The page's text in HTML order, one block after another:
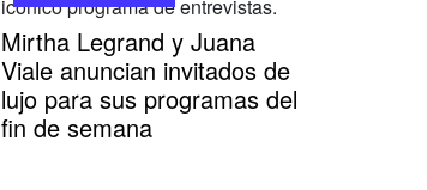
Mirtha Legrand y Juana
Viale anuncian invitados de
lujo para sus programas del
fin de semana